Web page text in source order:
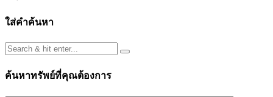
ใส่คำค้นหา
ค้นหาทรัพย์ที่คุณต้องการ